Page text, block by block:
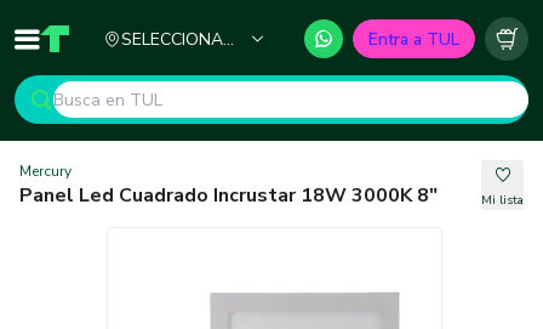
Inicio TUL - Tu Marketplace de Construcción
SELECCIONA
Entra a TUL
Mercury
Panel Led Cuadrado Incrustar 18W 3000K 8" Mi lista